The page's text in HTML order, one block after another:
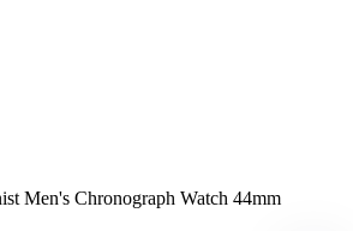
Men's Chronograph Watch 44mm